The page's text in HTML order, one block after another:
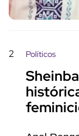
2 Políticos